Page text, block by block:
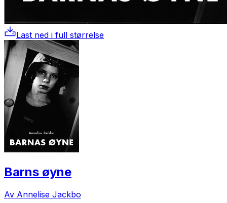
Last ned i full størrelse
Barns øyne
Av Annelise Jackbo